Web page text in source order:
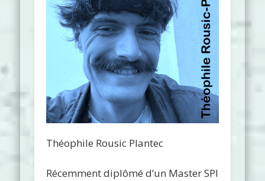
Théophile Rousic Plantec
Récemment diplômé d’un Master SPI